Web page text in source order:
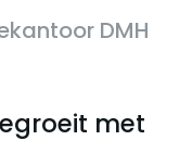
DMH
met